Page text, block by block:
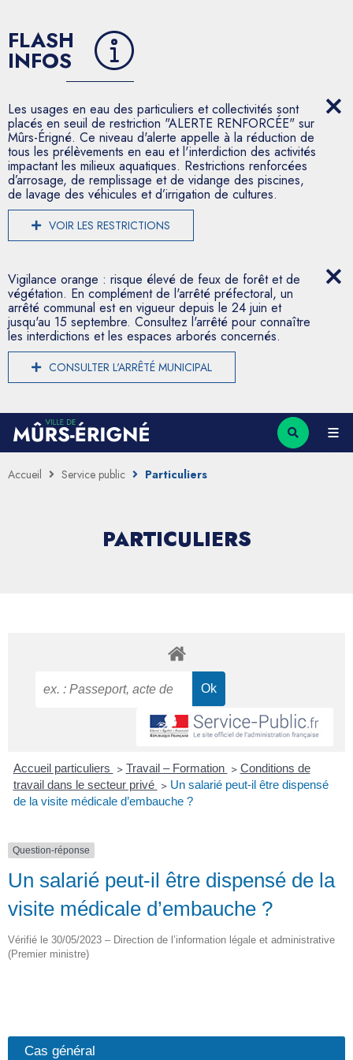
FLASH
INFOS
Les usages en eau des particuliers et collectivités sont
placés en seuil de restriction "ALERTE RENFORCÉE" sur
Mûrs-Érigné. Ce niveau d'alerte appelle à la réduction de
tous les prélèvements en eau et l'interdiction des activités
impactant les milieux aquatiques. Restrictions renforcées
d’arrosage, de remplissage et de vidange des piscines,
de lavage des véhicules et d’irrigation de cultures.
VOIR LES RESTRICTIONS
Vigilance orange : risque élevé de feux de forêt et de
végétation. En complément de l'arrêté préfectoral, un
arrêté communal est en vigueur depuis le 24 juin et
jusqu'au 15 septembre. Consultez l'arrêté pour connaître
les interdictions et les espaces arborés concernés.
CONSULTER L'ARRÊTÉ MUNICIPAL
Accueil Service public Particuliers
PARTICULIERS
Accueil particuliers > Travail – Formation > Conditions de
travail dans le secteur privé > Un salarié peut-il être dispensé
de la visite médicale d’embauche ?
Question-réponse
Un salarié peut-il être dispensé de la
visite médicale d’embauche ?
Vérifié le 30/05/2023 – Direction de l’information légale et administrative
(Premier ministre)
Cas général